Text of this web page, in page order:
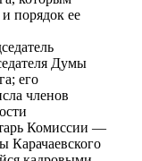
порядок ее
Думы
его
членов
Комиссии —
Карачаевского